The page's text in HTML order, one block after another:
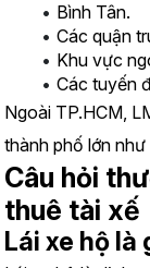
Bình Tân.
Các quận
Khu vực
Các tuyến
Ngoài TP.HCM,
thành phố lớn
Câu hỏi
thuê tài xế
Lái xe hộ là